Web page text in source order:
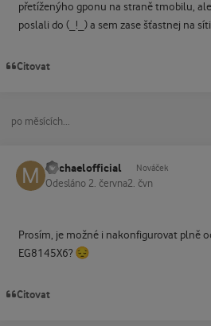
přetíženýho gponu na straně tmobilu,
poslali do (_!_) a sem zase šťastnej na
Citovat
po měsících...
michaelofficial Nováček
Odesláno 2. června2. čvn
Prosím, je možné i nakonfigurovat plně
EG8145X6? 😔
Citovat